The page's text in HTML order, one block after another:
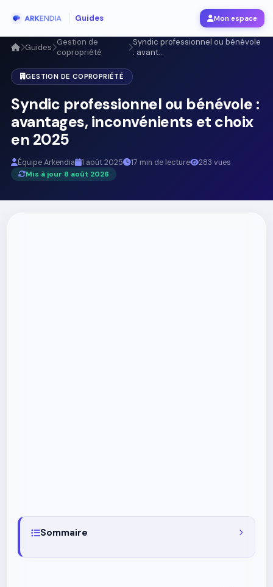
Guides Mon espace
Guides Gestion de
copropriété
Syndic professionnel ou bénévole
: avant...
GESTION DE COPROPRIÉTÉ
Syndic professionnel ou bénévole :
avantages, inconvénients et choix
en 2025
Équipe Arkendia 1 août 2025 17 min de lecture
283 vues
Mis à jour 8 août 2026
Sommaire